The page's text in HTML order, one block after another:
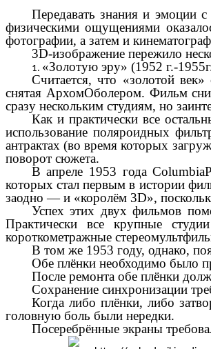
Передавать знания и эмоции
физическими ощущениями
фотографии, а затем и
3D-изображение пережило
«Золотую эру» (1952 г.-
Считается, что «золотой век»
снятая АрхомОболером. Фильм
сразу нескольким студиям, но
Как и практически все
использование поляроидных
антрактах (во время которых
поворот сюжета.
В апреле 1953 года
которых стал первым в истории
заодно — и «королём 3D»,
Успех этих двух фильмов
Практически все крупные
короткометражные
В том же 1953 году, однако,
Обе плёнки необходимо было
После ремонта обе плёнки
Сохранение синхронизации
Когда либо плёнки, либо
головную боль были нередки.
Посеребрённые экраны